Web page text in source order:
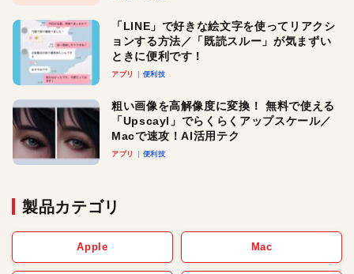
「LINE」で好きな絵文字を使ってリアクシ
ョンする方法／「既読スルー」が気まずい
ときに便利です！
アプリ 便利技
粗い画像を高解像度に変換！ 無料で使える
「Upscayl」でらくらくアップスケール／
Macで速攻！AI活用テク
アプリ 便利技
製品カテゴリ
Apple Mac